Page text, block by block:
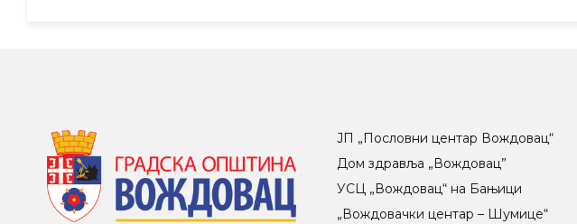
ЈП „Пословни центар Вождовац“
Дом здравља „Вождовац”
УСЦ „Вождовац“ на Бањици
„Вождовачки центар – Шумице“